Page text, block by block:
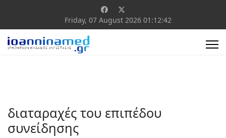
Friday, 07 August 2026 01:12:42
διαταραχές του επιπέδου
συνείδησης